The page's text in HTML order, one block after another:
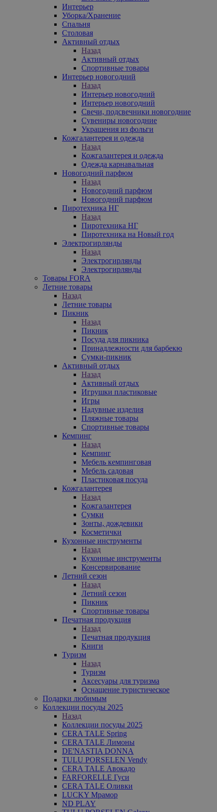
Интерьер
Уборка/Хранение
Спальня
Столовая
Активный отдых
Назад
Активный отдых
Спортивные товары
Интерьер новогодний
Назад
Интерьер новогодний
Интерьер новогодний
Свечи, подсвечники новогодние
Сувениры новогодние
Украшения из фольги
Кожгалантерея и одежда
Назад
Кожгалантерея и одежда
Одежда карнавальная
Новогодний парфюм
Назад
Новогодний парфюм
Новогодний парфюм
Пиротехника НГ
Назад
Пиротехника НГ
Пиротехника на Новый год
Электрогирлянды
Назад
Электрогирлянды
Электрогирлянды
Товары FORA
Летние товары
Назад
Летние товары
Пикник
Назад
Пикник
Посуда для пикника
Принадлежности для барбекю
Сумки-пикник
Активный отдых
Назад
Активный отдых
Игрушки пластиковые
Игры
Надувные изделия
Пляжные товары
Спортивные товары
Кемпинг
Назад
Кемпинг
Мебель кемпинговая
Мебель садовая
Пластиковая посуда
Кожгалантерея
Назад
Кожгалантерея
Сумки
Зонты, дождевики
Косметички
Кухонные инструменты
Назад
Кухонные инструменты
Консервирование
Летний сезон
Назад
Летний сезон
Пикник
Спортивные товары
Печатная продукция
Назад
Печатная продукция
Книги
Туризм
Назад
Туризм
Аксесуары для туризма
Оснащение туристическое
Подарки любимым
Коллекции посуды 2025
Назад
Коллекции посуды 2025
CERA TALE Spring
CERA TALE Лимоны
DE'NASTIA DONNA
TULU PORSELEN Vendy
CERA TALE Авокадо
FARFORELLE Гуси
CERA TALE Оливки
LUCKY Мрамор
ND PLAY